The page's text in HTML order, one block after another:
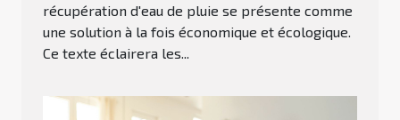
récupération d'eau de pluie se présente comme
une solution à la fois économique et écologique.
Ce texte éclairera les...